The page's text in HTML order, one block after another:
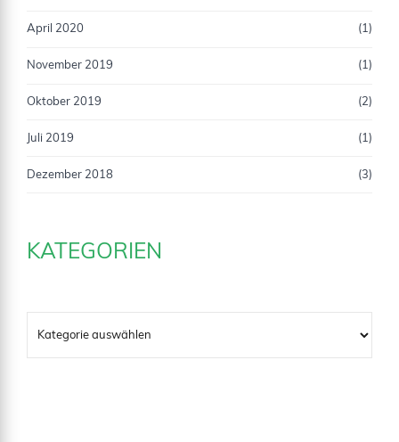
April 2020 (1)
November 2019 (1)
Oktober 2019 (2)
Juli 2019 (1)
Dezember 2018 (3)
KATEGORIEN